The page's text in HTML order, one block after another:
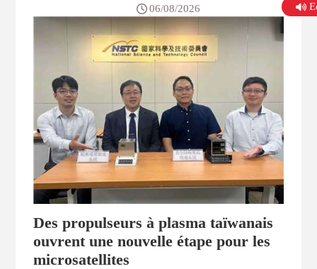
Des propulseurs à plasma taïwanais
ouvrent une nouvelle étape pour les
microsatellites
06/08/2026